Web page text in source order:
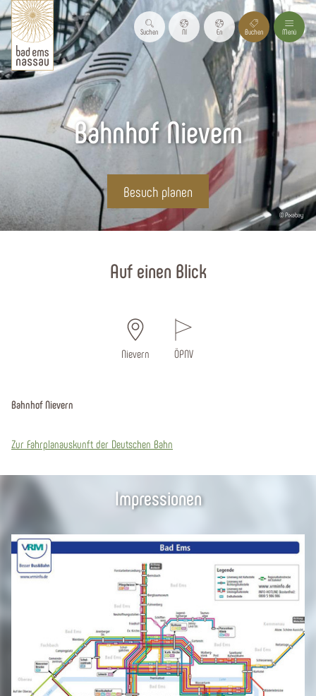
Suchen Nl En Buchen Menü
© Pixabay
Bahnhof Nievern
Besuch planen
Auf einen Blick
Nievern ÖPNV
Bahnhof Nievern
Zur Fahrplanauskunft der Deutschen Bahn
Impressionen